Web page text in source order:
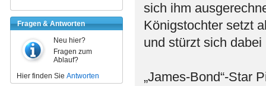
Fragen & Antworten
Neu hier?
Fragen zum
Ablauf?
Hier finden Sie Antworten
sich ihm
Königstochter setzt
und stürzt sich
„James-Bond“-Star